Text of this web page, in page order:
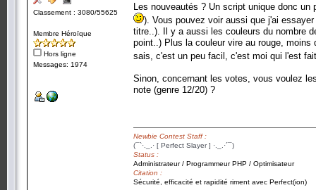
Classement : 3080/55625
Membre Héroïque
Hors ligne
Messages: 1974
Les nouveautés ? Un script unique donc
). Vous pouvez voir aussi que j'ai
titre..). Il y a aussi les couleurs du nombre
point..) Plus la couleur vire au rouge,
sais, c'est un peu facil, c'est moi qui l'est
Sinon, concernant les votes, vous voulez
note (genre 12/20) ?
Newbie Contest Staff :
(¯`·._.· [ Perfect Slayer ] ·._.·´¯)
Status :
Administrateur / Programmeur PHP / Optimisateur
Citation :
Sécurité, efficacité et rapidité riment avec Perfect(ion)